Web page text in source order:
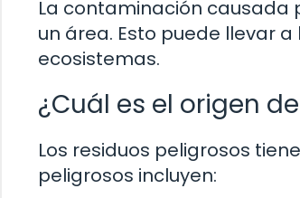
La contaminación causada
un área. Esto puede llevar
ecosistemas.
¿Cuál es el origen
Los residuos peligrosos
peligrosos incluyen: